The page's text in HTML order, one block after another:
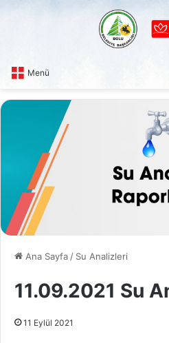
Menü
Ana Sayfa / Su Analizleri
11.09.2021 Su
11 Eylül 2021